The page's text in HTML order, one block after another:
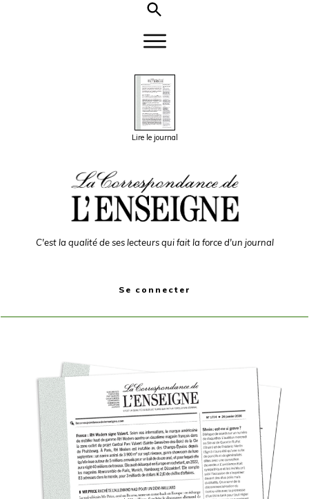
Lire le journal
C'est la qualité de ses lecteurs qui fait la force d'un journal
Se connecter